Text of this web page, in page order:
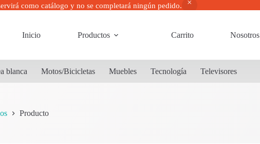
como catálogo y no se completará ningún pedido.
Inicio Productos Carrito Nosotros
blanca Motos/Bicicletas Muebles Tecnología Televisores
Producto